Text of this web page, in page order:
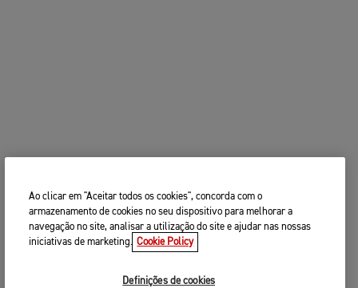
Ao clicar em "Aceitar todos os cookies", concorda com o
armazenamento de cookies no seu dispositivo para melhorar a
navegação no site, analisar a utilização do site e ajudar nas nossas
iniciativas de marketing. Cookie Policy
Definições de cookies